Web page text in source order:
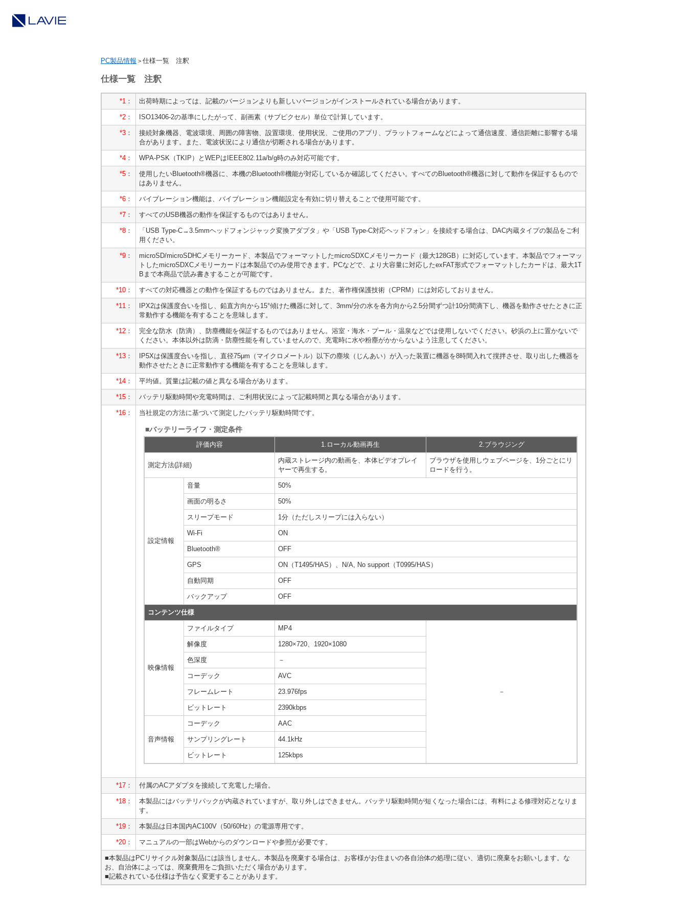
PC製品情報 > 仕様一覧 注釈
仕様一覧 注釈
*1 ： 出荷時期によっては、記載のバージョンよりも新しいバージョンがインストールされている場合があります。
*2 ： ISO13406-2の基準にしたがって、副画素（サブピクセル）単位で計算しています。
*3 ：
接続対象機器、電波環境、周囲の障害物、設置環境、使用状況、ご使用のアプリ、プラットフォームなどによって通信速度、通信距離に影響する場
合があります。また、電波状況により通信が切断される場合があります。
*4 ： WPA-PSK（TKIP）とWEPはIEEE802.11a/b/g時のみ対応可能です。
*5 ：
使用したいBluetooth®機器に、本機のBluetooth®機能が対応しているか確認してください。すべてのBluetooth®機器に対して動作を保証するもので
はありません。
*6 ： バイブレーション機能は、バイブレーション機能設定を有効に切り替えることで使用可能です。
*7 ： すべてのUSB機器の動作を保証するものではありません。
*8 ：
「USB Type-C→3.5mmヘッドフォンジャック変換アダプタ」や「USB Type-C対応ヘッドフォン」を接続する場合は、DAC内蔵タイプの製品をご利
用ください。
*9 ：
microSD/microSDHCメモリーカード、本製品でフォーマットしたmicroSDXCメモリーカード（最大128GB）に対応しています。本製品でフォーマッ
トしたmicroSDXCメモリーカードは本製品でのみ使用できます。PCなどで、より大容量に対応したexFAT形式でフォーマットしたカードは、最大1T
Bまで本商品で読み書きすることが可能です。
*10 ： すべての対応機器との動作を保証するものではありません。また、著作権保護技術（CPRM）には対応しておりません。
*11 ：
IPX2は保護度合いを指し、鉛直方向から15°傾けた機器に対して、3mm/分の水を各方向から2.5分間ずつ計10分間滴下し、機器を動作させたときに正
常動作する機能を有することを意味します。
*12 ：
完全な防水（防滴）、防塵機能を保証するものではありません。浴室・海水・プール・温泉などでは使用しないでください。砂浜の上に置かないで
ください。本体以外は防滴・防塵性能を有していませんので、充電時に水や粉塵がかからないよう注意してください。
*13 ：
IP5Xは保護度合いを指し、直径75μm（マイクロメートル）以下の塵埃（じんあい）が入った装置に機器を8時間入れて撹拌させ、取り出した機器を
動作させたときに正常動作する機能を有することを意味します。
*14 ： 平均値。質量は記載の値と異なる場合があります。
*15 ： バッテリ駆動時間や充電時間は、ご利用状況によって記載時間と異なる場合があります。
*16 ： 当社規定の方法に基づいて測定したバッテリ駆動時間です。
■バッテリーライフ・測定条件
評価内容 1.ローカル動画再生 2.ブラウジング
測定方法(詳細)
内蔵ストレージ内の動画を、本体ビデオプレイ
ヤーで再生する。
ブラウザを使用しウェブページを、1分ごとにリ
ロードを行う。
設定情報
音量 50%
画面の明るさ 50%
スリープモード 1分（ただしスリープには入らない）
Wi-Fi ON
Bluetooth® OFF
GPS ON（T1495/HAS）、N/A, No support（T0995/HAS）
自動同期 OFF
バックアップ OFF
コンテンツ仕様
映像情報
ファイルタイプ MP4
－
解像度 1280×720、1920×1080
色深度 －
コーデック AVC
フレームレート 23.976fps
ビットレート 2390kbps
音声情報
コーデック AAC
サンプリングレート 44.1kHz
ビットレート 125kbps
*17 ： 付属のACアダプタを接続して充電した場合。
*18 ：
本製品にはバッテリパックが内蔵されていますが、取り外しはできません。バッテリ駆動時間が短くなった場合には、有料による修理対応となりま
す。
*19 ： 本製品は日本国内AC100V（50/60Hz）の電源専用です。
*20 ： マニュアルの一部はWebからのダウンロードや参照が必要です。
■本製品はPCリサイクル対象製品には該当しません。本製品を廃棄する場合は、お客様がお住まいの各自治体の処理に従い、適切に廃棄をお願いします。な
お、自治体によっては、廃棄費用をご負担いただく場合があります。
■記載されている仕様は予告なく変更することがあります。